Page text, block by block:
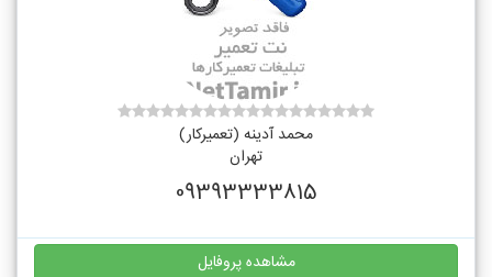
محمد آدینه (تعمیرکار)
تهران
09393333815
مشاهده پروفایل